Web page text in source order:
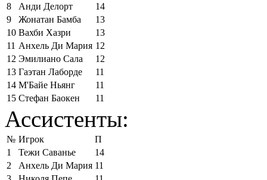
8
Анди Делорт
14
9
Жонатан Бамба
13
10 Вахби Хазри
13
11 Анхель Ди Мария 12
12 Эмилиано Сала
12
13 Гаэтан Лаборде
11
14 М'Байе Ньянг
11
15 Стефан Баокен 11
Ассистенты:
№ Игрок
П
1
Тежи Саванье
14
2
Анхель Ди Мария 11